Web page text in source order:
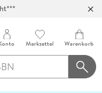
Merkzettel Warenkorb